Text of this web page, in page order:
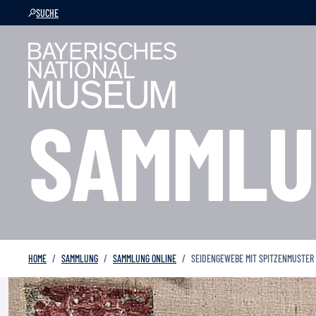
SUCHE
HOME SAMMLUNG SAMMLUNG ONLINE SEIDENGEWEBE MIT SPITZENMUSTER